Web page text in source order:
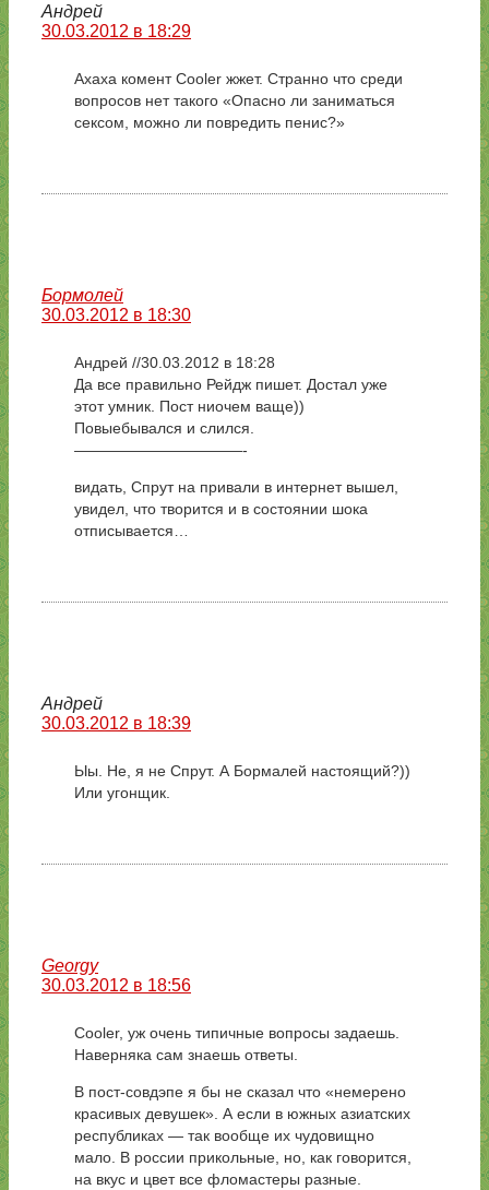
Андрей
30.03.2012 в 18:29
Ахаха комент Cooler жжет. Странно что среди
вопросов нет такого «Опасно ли заниматься
сексом, можно ли повредить пенис?»
Бормолей
30.03.2012 в 18:30
Андрей //30.03.2012 в 18:28
Да все правильно Рейдж пишет. Достал уже
этот умник. Пост ниочем ваще))
Повыебывался и слился.
———————————-
видать, Спрут на привали в интернет вышел,
увидел, что творится и в состоянии шока
отписывается…
Андрей
30.03.2012 в 18:39
Ыы. Не, я не Спрут. А Бормалей настоящий?))
Или угонщик.
Georgy
30.03.2012 в 18:56
Cooler, уж очень типичные вопросы задаешь.
Наверняка сам знаешь ответы.
В пост-совдэпе я бы не сказал что «немерено
красивых девушек». А если в южных азиатских
республиках — так вообще их чудовищно
мало. В россии прикольные, но, как говорится,
на вкус и цвет все фломастеры разные.